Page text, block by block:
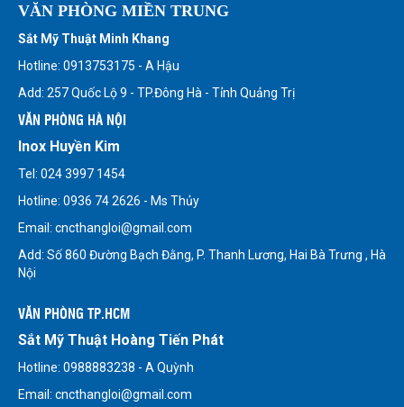
VĂN PHÒNG MIỀN TRUNG
Sắt Mỹ Thuật Minh Khang
Hotline: 0913753175 - A Hậu
Add: 257 Quốc Lộ 9 - TP.Đông Hà - Tỉnh Quảng Trị
VĂN PHÒNG HÀ NỘI
Inox Huyền Kim
Tel: 024 3997 1454
Hotline: 0936 74 2626 - Ms Thủy
Email: cncthangloi@gmail.com
Add: Số 860 Đường Bạch Đằng, P. Thanh Lương, Hai Bà Trưng , Hà
Nội
VĂN PHÒNG TP.HCM
Sắt Mỹ Thuật Hoàng Tiến Phát
Hotline: 0988883238 - A Quỳnh
Email: cncthangloi@gmail.com